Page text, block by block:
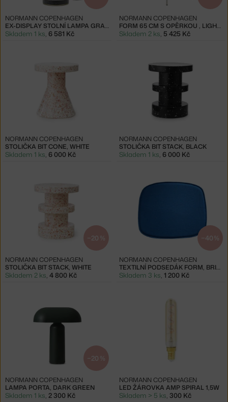
EX-DISPLAY STOLNÍ LAMPA GRANT, BRASS
NORMANN COPENHAGEN
Skladem 1 ks, 6 581 Kč
FORM 65 CM S OPĚRKOU , LIGHT GREY
NORMANN COPENHAGEN
Skladem 2 ks, 5 425 Kč
STOLIČKA BIT CONE, WHITE
NORMANN COPENHAGEN
Skladem 1 ks 6 000 Kč
STOLIČKA BIT STACK, BLACK
NORMANN COPENHAGEN
Skladem 1 ks 6 000 Kč
−20 %
STOLIČKA BIT STACK, WHITE
NORMANN COPENHAGEN
Skladem 2 ks 4 800 Kč
−40 %
TEXTILNÍ PODSEDÁK FORM, BRIGHT BLUE
NORMANN COPENHAGEN
Skladem 3 ks 1 200 Kč
−20 %
LAMPA PORTA, DARK GREEN
NORMANN COPENHAGEN
Skladem 1 ks, 2 300 Kč
LED ŽÁROVKA AMP SPIRAL 1,5W
NORMANN COPENHAGEN
Skladem > 5 ks, 300 Kč